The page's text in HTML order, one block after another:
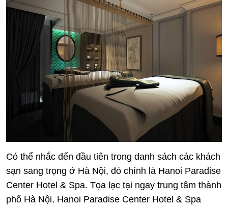
Có thể nhắc đến đầu tiên trong danh sách các khách
sạn sang trọng ở Hà Nội, đó chính là Hanoi Paradise
Center Hotel & Spa. Tọa lạc tại ngay trung tâm thành
phố Hà Nội, Hanoi Paradise Center Hotel & Spa